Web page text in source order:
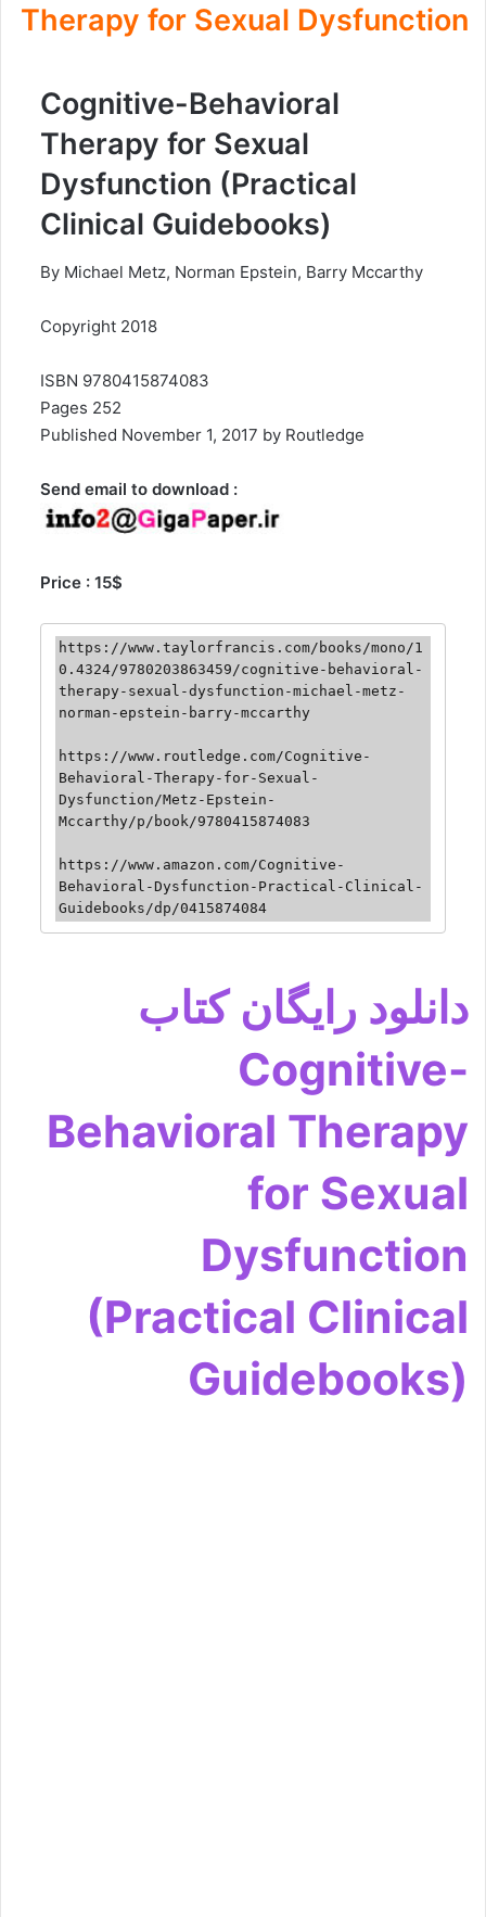
Therapy for Sexual Dysfunction
Cognitive-Behavioral
Therapy for Sexual
Dysfunction (Practical
Clinical Guidebooks)
By Michael Metz, Norman Epstein, Barry Mccarthy
Copyright 2018
ISBN 9780415874083
252 Pages
Published November 1, 2017 by Routledge
Send email to download :
Price : 15$
https://www.taylorfrancis.com/books/mono/1
0.4324/9780203863459/cognitive-behavioral-
therapy-sexual-dysfunction-michael-metz-
norman-epstein-barry-mccarthy
https://www.routledge.com/Cognitive-
Behavioral-Therapy-for-Sexual-
Dysfunction/Metz-Epstein-
Mccarthy/p/book/9780415874083
https://www.amazon.com/Cognitive-
Behavioral-Dysfunction-Practical-Clinical-
Guidebooks/dp/0415874084
دانلود رایگان کتاب
Cognitive-
Behavioral Therapy
for Sexual
Dysfunction
(Practical Clinical
Guidebooks)